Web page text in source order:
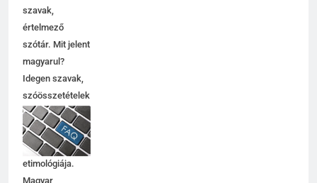
rokon értelmű
szavak,
értelmező
szótár. Mit jelent
magyarul?
Idegen szavak,
szóösszetételek
jelentése,
magyarázata,
használata,
etimológiája.